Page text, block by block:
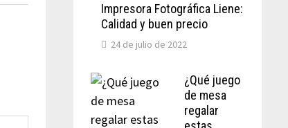
Impresora Fotográfica Liene:
Calidad y buen precio
24 de julio de 2022
¿Qué juego
de mesa
regalar